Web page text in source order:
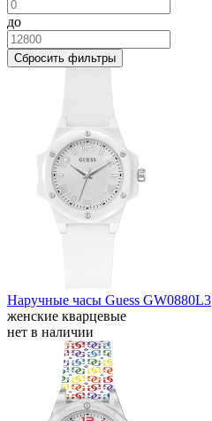
до
Сбросить фильтры
Наручные часы Guess GW0880L3
женские кварцевые
нет в наличии